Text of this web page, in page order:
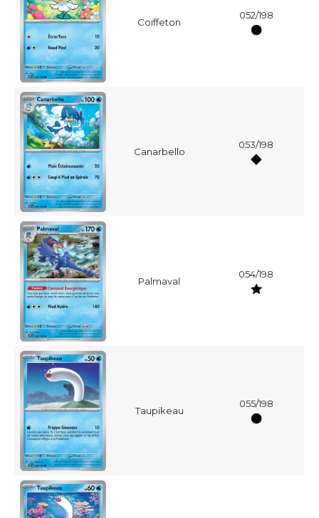
Coiffeton
052/198
Canarbello
053/198
Palmaval
054/198
Taupikeau
055/198